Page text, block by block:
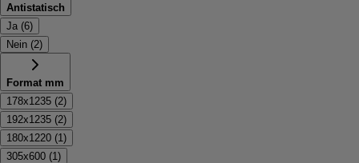
Antistatisch
Ja (6)
Nein (2)
Format mm
178x1235 (2)
192x1235 (2)
180x1220 (1 )
305x600 (1 )